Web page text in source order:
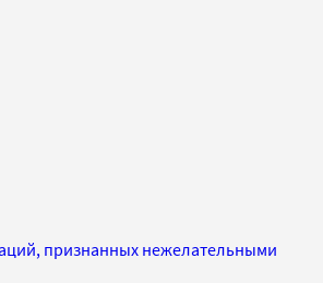
признанных нежелательными